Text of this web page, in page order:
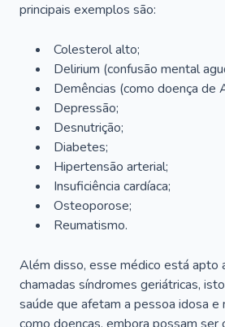
principais exemplos são:
Colesterol alto;
Delirium (confusão mental
Demências (como doença de
Depressão;
Desnutrição;
Diabetes;
Hipertensão arterial;
Insuficiência cardíaca;
Osteoporose;
Reumatismo.
Além disso, esse médico está apto
chamadas síndromes geriátricas,
saúde que afetam a pessoa idosa e